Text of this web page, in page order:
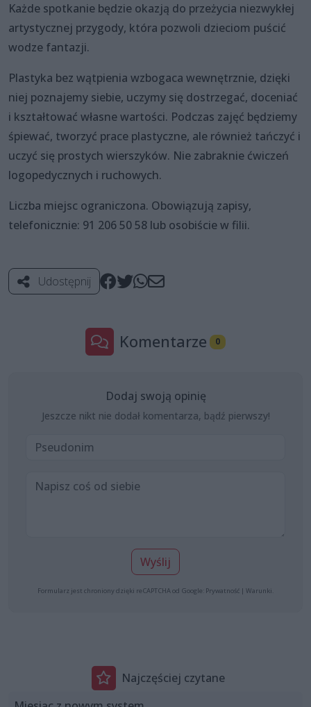
Każde spotkanie będzie okazją do przeżycia niezwykłej
artystycznej przygody, która pozwoli dzieciom puścić
wodze fantazji.
Plastyka bez wątpienia wzbogaca wewnętrznie, dzięki
niej poznajemy siebie, uczymy się dostrzegać, doceniać
i kształtować własne wartości. Podczas zajęć będziemy
śpiewać, tworzyć prace plastyczne, ale również tańczyć i
uczyć się prostych wierszyków. Nie zabraknie ćwiczeń
logopedycznych i ruchowych.
Liczba miejsc ograniczona. Obowiązują zapisy,
telefonicznie: 91 206 50 58 lub osobiście w filii.
Udostępnij
Komentarze 0
Dodaj swoją opinię
Jeszcze nikt nie dodał komentarza, bądź pierwszy!
Wyślij
Formularz jest chroniony dzięki reCAPTCHA od Google: Prywatność | Warunki
Najczęściej czytane